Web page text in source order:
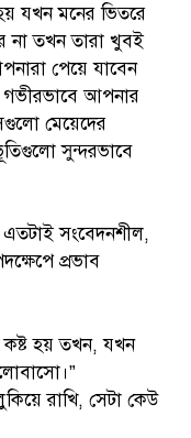
যখন মনের ভিতরে
না তখন তারা খুবই
পেয়ে যাবেন
গভীরভাবে আপনার
মেয়েদের
সুন্দরভাবে
এতটাই সংবেদনশীল,
প্রভাব
হয় তখন, যখন
রাখি, সেটা কেউ